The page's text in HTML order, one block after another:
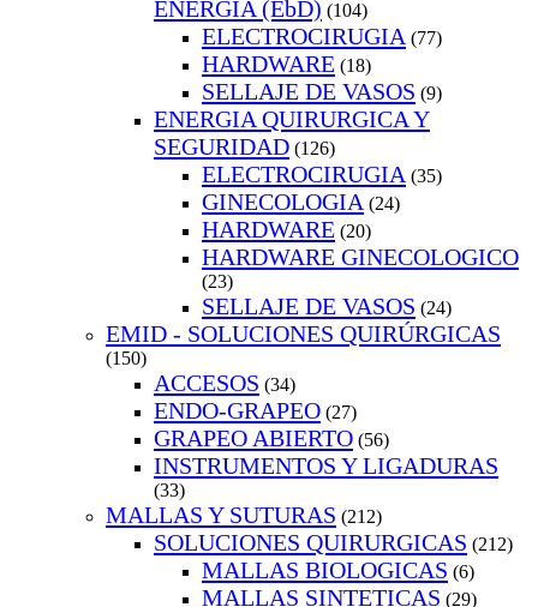
ENERGIA (EbD) (104)
ELECTROCIRUGIA (77)
HARDWARE (18)
SELLAJE DE VASOS (9)
ENERGIA QUIRURGICA Y
SEGURIDAD (126)
ELECTROCIRUGIA (35)
GINECOLOGIA (24)
HARDWARE (20)
HARDWARE GINECOLOGICO
(23)
SELLAJE DE VASOS (24)
EMID - SOLUCIONES QUIRÚRGICAS
(150)
ACCESOS (34)
ENDO-GRAPEO (27)
GRAPEO ABIERTO (56)
INSTRUMENTOS Y LIGADURAS
(33)
MALLAS Y SUTURAS (212)
SOLUCIONES QUIRURGICAS (212)
MALLAS BIOLOGICAS (6)
MALLAS SINTETICAS (29)